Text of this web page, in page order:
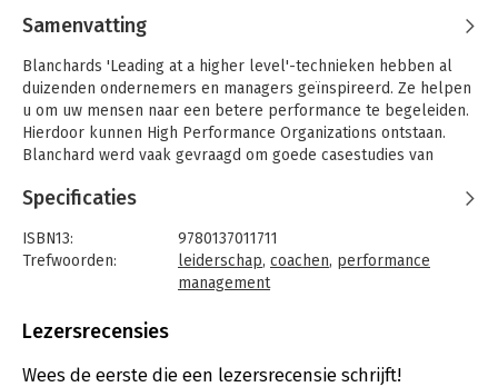
Samenvatting
Blanchards 'Leading at a higher level'-technieken hebben al
duizenden ondernemers en managers geïnspireerd. Ze helpen
u om uw mensen naar een betere performance te begeleiden.
Hierdoor kunnen High Performance Organizations ontstaan.
Blanchard werd vaak gevraagd om goede casestudies van
problemen komen zij tegen? Hoe lossen ze die op? Welke
In 'Helping People Win at Work' laten Blanchard en WD40-CEO
Garry Ridge zien hoe Blanchards Partner for Performance-
programma bij WD-40 uitpakte.
Specificaties
ISBN13:
9780137011711
Trefwoorden:
leiderschap, coachen, performance
management
Bindwijze:
Uitgever:
Financial Times
Lezersrecensies
Wees de eerste die een lezersrecensie schrijft!